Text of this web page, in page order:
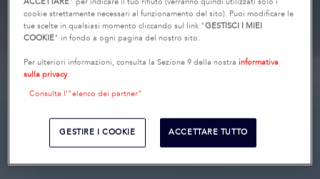
ACCETTARE" per indicare il tuo rifiuto (verranno quindi utilizzati solo i
cookie strettamente necessari al funzionamento del sito). Puoi modificare le
tue scelte in qualsiasi momento cliccando sul link "GESTISCI I MIEI
COOKIE" in fondo a ogni pagina del nostro sito.
Per ulteriori informazioni, consulta la Sezione 9 della nostra informativa
sulla privacy.
Consulta l’"elenco dei partner"
GESTIRE I COOKIE ACCETTARE TUTTO